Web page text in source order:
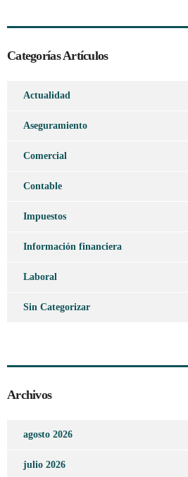
Categorías Artículos
Actualidad
Aseguramiento
Comercial
Contable
Impuestos
Información financiera
Laboral
Sin Categorizar
Archivos
agosto 2026
julio 2026